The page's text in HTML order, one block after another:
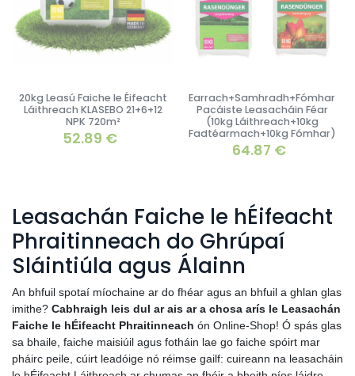
20kg Leasú Faiche le Éifeacht
Láithreach KLASEBO 21+6+12
NPK 720m²
52.89 €
Earrach+Samhradh+Fómhar
Pacáiste Leasacháin Féar
(10kg Láithreach+10kg
Fadtéarmach+10kg Fómhar)
64.87 €
Leasachán Faiche le hÉifeacht
Phraitinneach do Ghrúpaí
Sláintiúla agus Álainn
An bhfuil spotaí míochaine ar do fhéar agus an bhfuil a ghlan glas
imithe? Cabhraigh leis dul ar ais ar a chosa arís le Leasachán
Faiche le hÉifeacht Phraitinneach ón Online-Shop! Ó spás glas
sa bhaile, faiche maisiúil agus fotháin lae go faiche spóirt mar
pháirc peile, cúirt leadóige nó réimse gailf: cuireann na leasacháin